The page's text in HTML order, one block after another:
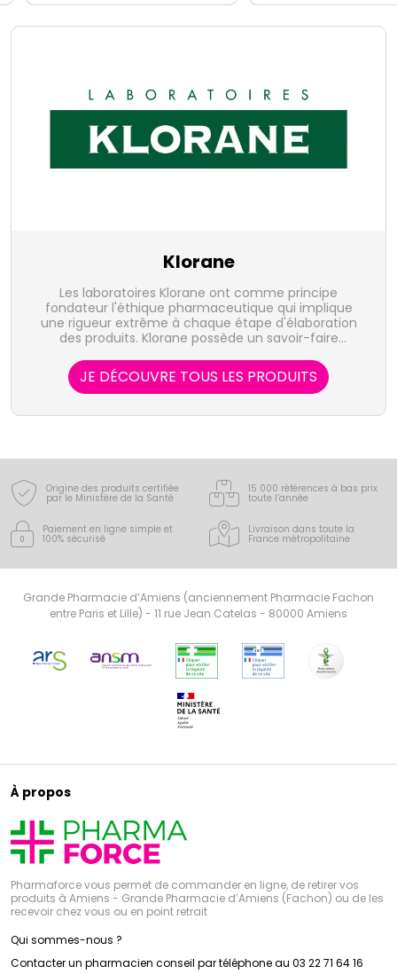
Klorane
Les laboratoires Klorane ont comme principe
fondateur l'éthique pharmaceutique qui implique
une rigueur extrême à chaque étape d'élaboration
des produits. Klorane possède un savoir-faire
patrimoine végétal.
JE DÉCOUVRE TOUS LES PRODUITS
Origine des produits certifiée
par le Ministère de la Santé
15 000 références à bas prix
toute l’année
Paiement en ligne simple et
100% sécurisé
Livraison dans toute la
France métropolitaine
Grande Pharmacie d’Amiens (anciennement Pharmacie Fachon
entre Paris et Lille) - 11 rue Jean Catelas - 80000 Amiens
À propos
Pharmaforce vous permet de commander en ligne, de retirer vos
produits à Amiens - Grande Pharmacie d’Amiens (Fachon) ou de les
recevoir chez vous ou en point retrait
Qui sommes-nous ?
Contacter un pharmacien conseil par téléphone au 03 22 71 64 16